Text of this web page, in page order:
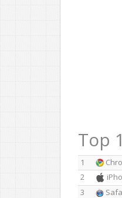
Top
1
2
3